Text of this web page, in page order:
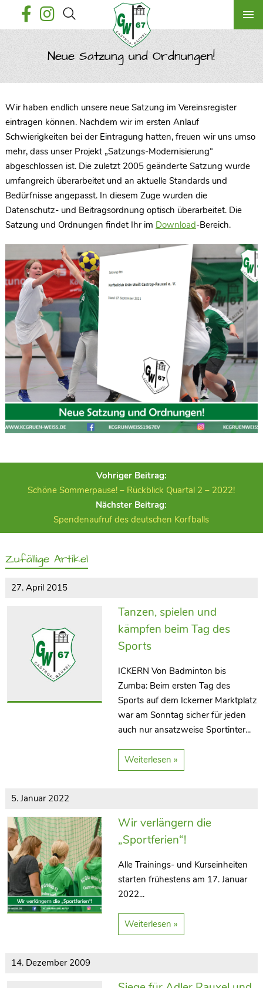
Neue Satzung und Ordnungen!
Wir haben endlich unsere neue Satzung im Vereinsregister
eintragen können. Nachdem wir im ersten Anlauf
Schwierigkeiten bei der Eintragung hatten, freuen wir uns umso
mehr, dass unser Projekt „Satzungs-Modernisierung“
abgeschlossen ist. Die zuletzt 2005 geänderte Satzung wurde
umfangreich überarbeitet und an aktuelle Standards und
Bedürfnisse angepasst. In diesem Zuge wurden die
Datenschutz- und Beitragsordnung optisch überarbeitet. Die
Satzung und Ordnungen findet Ihr im Download-Bereich.
Vohriger Beitrag:
Schöne Sommerpause! – Rückblick Quartal 2 – 2022!
Nächster Beitrag:
Spendenaufruf des deutschen Korfballs
Zufällige Artikel
27. April 2015
Tanzen, spielen und
kämpfen beim Tag des
Sports
ICKERN Von Badminton bis
Zumba: Beim ersten Tag des
Sports auf dem Ickerner Marktplatz
war am Sonntag sicher für jeden
auch nur ansatzweise Sportinter...
Weiterlesen »
5. Januar 2022
Wir verlängern die
„Sportferien“!
Alle Trainings- und Kurseinheiten
starten frühestens am 17. Januar
2022...
Weiterlesen »
14. Dezember 2009